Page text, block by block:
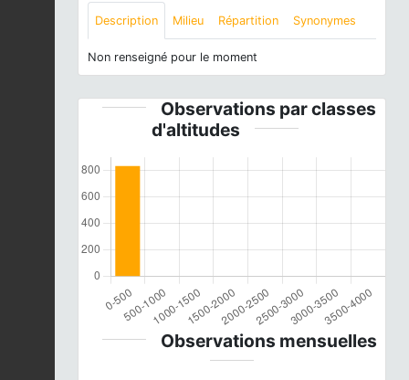
Description Milieu Répartition Synonymes
Non renseigné pour le moment
Observations par classes
d'altitudes
Observations mensuelles